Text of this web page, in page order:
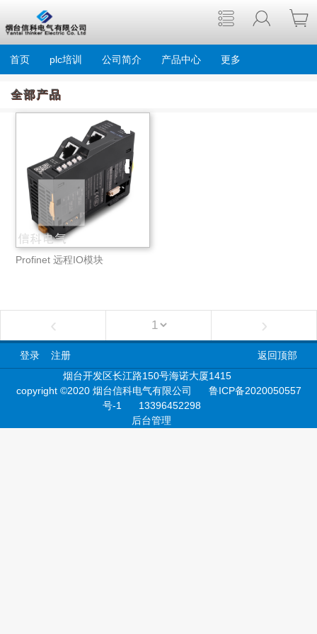
首页 plc培训 公司简介 产品中心 更多
全部产品
Profinet 远程IO模块
‹ ›
登录 注册
返回顶部
烟台开发区长江路150号海诺大厦1415
copyright ©2020 烟台信科电气有限公司
鲁ICP备2020050557
号-1
13396452298
后台管理